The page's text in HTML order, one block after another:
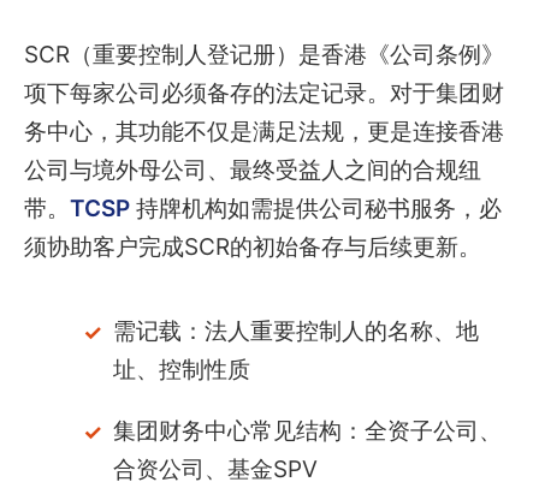
SCR（重要控制人登记册）是香港《公司条例》
项下每家公司必须备存的法定记录。对于集团财
务中心，其功能不仅是满足法规，更是连接香港
公司与境外母公司、最终受益人之间的合规纽
带。 TCSP 持牌机构如需提供公司秘书服务，必
须协助客户完成SCR的初始备存与后续更新。
需记载：法人重要控制人的名称、地
址、控制性质
集团财务中心常见结构：全资子公司、
合资公司、基金SPV